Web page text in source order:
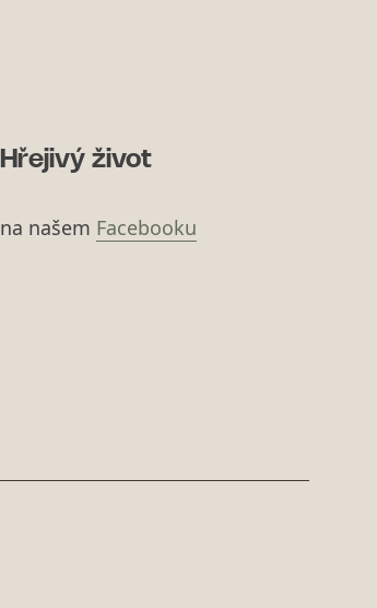
Hřejivý život
na našem Facebooku